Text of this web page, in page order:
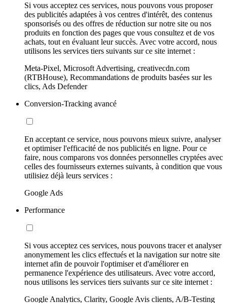
Si vous acceptez ces services, nous pouvons vous proposer
des publicités adaptées à vos centres d'intérêt, des contenus
sponsorisés ou des offres de réduction sur notre site ou nos
produits en fonction des pages que vous consultez et de vos
achats, tout en évaluant leur succès. Avec votre accord, nous
utilisons les services tiers suivants sur ce site internet :
Meta-Pixel, Microsoft Advertising, creativecdn.com
(RTBHouse), Recommandations de produits basées sur les
clics, Ads Defender
Conversion-Tracking avancé
En acceptant ce service, nous pouvons mieux suivre, analyser
et optimiser l'efficacité de nos publicités en ligne. Pour ce
faire, nous comparons vos données personnelles cryptées avec
celles des fournisseurs externes suivants, à condition que vous
utilisiez déjà leurs services :
Google Ads
Performance
Si vous acceptez ces services, nous pouvons tracer et analyser
anonymement les clics effectués et la navigation sur notre site
internet afin de pouvoir l'optimiser et d'améliorer en
permanence l'expérience des utilisateurs. Avec votre accord,
nous utilisons les services tiers suivants sur ce site internet :
Google Analytics, Clarity, Google Avis clients, A/B-Testing